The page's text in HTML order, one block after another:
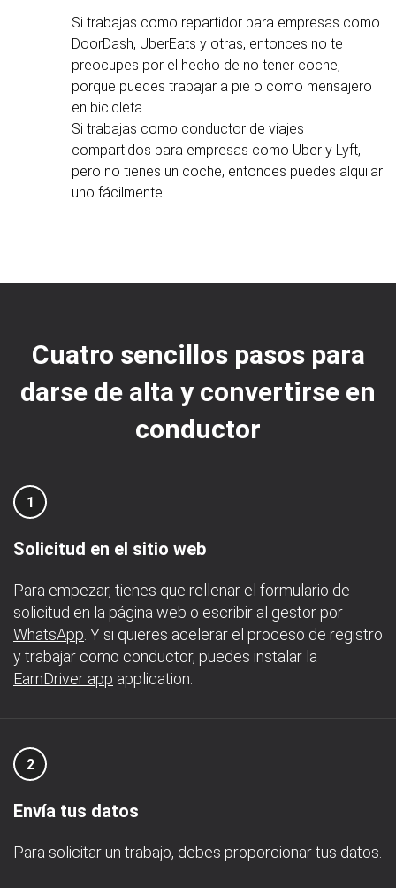
Si trabajas como repartidor para empresas como
DoorDash, UberEats y otras, entonces no te
preocupes por el hecho de no tener coche,
porque puedes trabajar a pie o como mensajero
en bicicleta.
Si trabajas como conductor de viajes
compartidos para empresas como Uber y Lyft,
pero no tienes un coche, entonces puedes alquilar
uno fácilmente.
Cuatro sencillos pasos para
darse de alta y convertirse en
conductor
1
Solicitud en el sitio web
Para empezar, tienes que rellenar el formulario de
solicitud en la página web o escribir al gestor por
WhatsApp . Y si quieres acelerar el proceso de registro
y trabajar como conductor, puedes instalar la
EarnDriver app application.
2
Envía tus datos
Para solicitar un trabajo, debes proporcionar tus datos.